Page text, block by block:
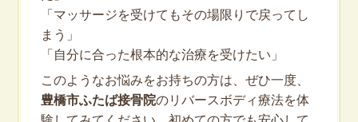
「マッサージを受けてもその場限りで戻ってし
まう」
「自分に合った根本的な治療を受けたい」
このようなお悩みをお持ちの方は、ぜひ一度、
豊橋市ふたば接骨院のリバースボディ療法を体